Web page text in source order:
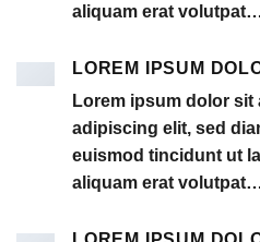
aliquam erat
LOREM IPSUM
Lorem ipsum dolor sit
adipiscing elit, sed
euismod tincidunt ut
aliquam erat